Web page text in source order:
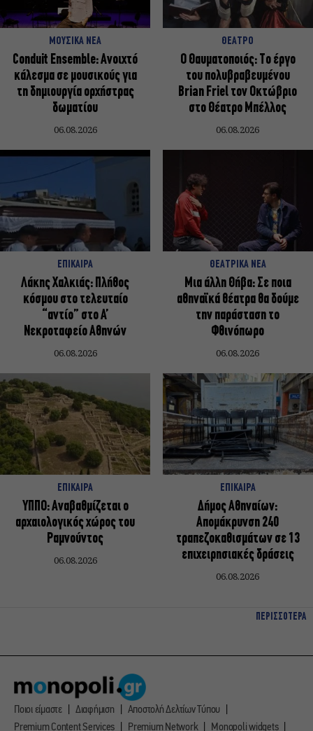
ΜΟΥΣΙΚΑ ΝΕΑ
Conduit Ensemble: Ανοιχτό
κάλεσμα σε μουσικούς για
τη δημιουργία ορχήστρας
δωματίου
06.08.2026
ΘΕΑΤΡΟ
Ο Θαυματοποιός: Το έργο
του πολυβραβευμένου
Brian Friel τον Οκτώβριο
στο Θέατρο Μπέλλος
06.08.2026
ΕΠΙΚΑΙΡΑ
Λάκης Χαλκιάς: Πλήθος
κόσμου στο τελευταίο
“αντίο” στο Α’
Νεκροταφείο Αθηνών
06.08.2026
ΘΕΑΤΡΙΚΑ ΝΕΑ
Μια άλλη Θήβα: Σε ποια
αθηναϊκά θέατρα θα δούμε
την παράσταση το
Φθινόπωρο
06.08.2026
ΕΠΙΚΑΙΡΑ
ΥΠΠΟ: Αναβαθμίζεται ο
αρχαιολογικός χώρος του
Ραμνούντος
06.08.2026
ΕΠΙΚΑΙΡΑ
Δήμος Αθηναίων:
Απομάκρυνση 240
τραπεζοκαθισμάτων σε 13
επιχειρησιακές δράσεις
06.08.2026
ΠΕΡΙΣΣΟΤΕΡΑ
Ποιοι είμαστε Διαφήμιση
Αποστολή Δελτίων Τύπου
Premium Content Services
Premium Network Monopoli widgets